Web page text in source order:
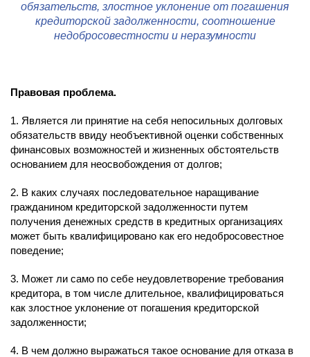
обязательств, злостное уклонение от погашения
кредиторской задолженности, соотношение
недобросовестности и неразумности
Правовая проблема.
1. Является ли принятие на себя непосильных долговых
обязательств ввиду необъективной оценки собственных
финансовых возможностей и жизненных обстоятельств
основанием для неосвобождения от долгов;
2. В каких случаях последовательное наращивание
гражданином кредиторской задолженности путем
получения денежных средств в кредитных организациях
может быть квалифицировано как его недобросовестное
поведение;
3. Может ли само по себе неудовлетворение требования
кредитора, в том числе длительное, квалифицироваться
как злостное уклонение от погашения кредиторской
задолженности;
4. В чем должно выражаться такое основание для отказа в